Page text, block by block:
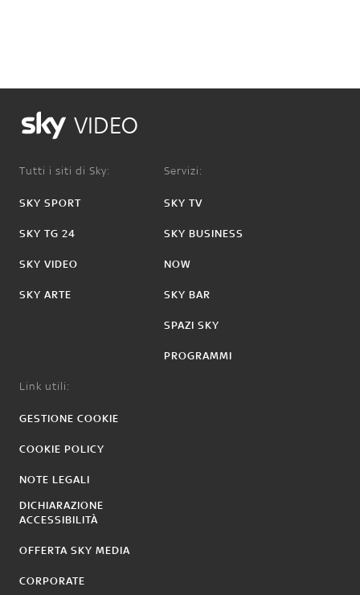
VIDEO
Tutti i siti di Sky:
SKY SPORT
SKY TG 24
SKY VIDEO
SKY ARTE
Servizi:
SKY TV
SKY BUSINESS
NOW
SKY BAR
SPAZI SKY
PROGRAMMI
Link utili:
GESTIONE COOKIE
COOKIE POLICY
NOTE LEGALI
DICHIARAZIONE
ACCESSIBILITÀ
OFFERTA SKY MEDIA
CORPORATE